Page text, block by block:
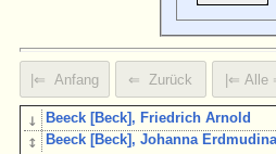
↓ Beeck [Beck], Friedrich Arnold
↕ Beeck [Beck], Johanna